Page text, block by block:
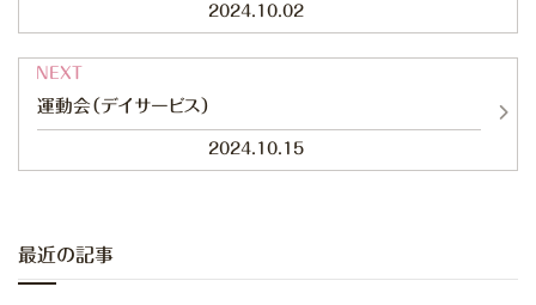
2024.10.02
運動会（デイサービス）
2024.10.15
最近の記事